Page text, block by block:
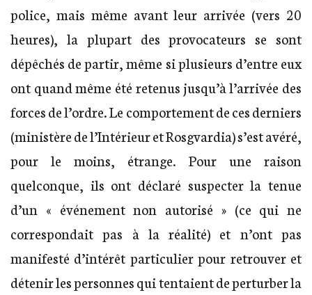
police, mais même avant leur arrivée (vers 20
heures), la plupart des provocateurs se sont
dépêchés de partir, même si plusieurs d’entre eux
ont quand même été retenus jusqu’à l’arrivée des
forces de l’ordre. Le comportement de ces derniers
(ministère de l’Intérieur et Rosgvardia) s’est avéré,
pour le moins, étrange. Pour une raison
quelconque, ils ont déclaré suspecter la tenue
d’un « événement non autorisé » (ce qui ne
correspondait pas à la réalité) et n’ont pas
manifesté d’intérêt particulier pour retrouver et
détenir les personnes qui tentaient de perturber la